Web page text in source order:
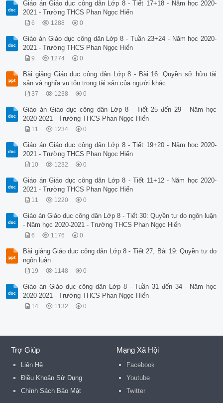
Giáo án Giáo dục công dân Lớp 8 - Tiết 17+18 - Năm học 2020-
2021 - Trường THCS Phan Ngọc Hiển
6 1288 0
Giáo án Giáo dục công dân Lớp 8 - Tuần 23+24 - Năm học 2020-
2021 - Trường THCS Phan Ngọc Hiển
9 1274 0
Bài giảng Giáo dục công dân Lớp 8 - Bài 16: Quyền sở hữu tài
sản và nghĩa vụ tôn trọng tài sản của người khác
37 1238 0
Giáo án Giáo dục công dân Lớp 8 - Tiết 25 đến 29 - Năm học
2020-2021 - Trường THCS Phan Ngọc Hiển
11 1234 0
Giáo án Giáo dục công dân Lớp 8 - Tiết 19+20 - Năm học 2020-
2021 - Trường THCS Phan Ngọc Hiển
10 1232 0
Giáo án Giáo dục công dân Lớp 8 - Tiết 11+12 - Năm học 2020-
2021 - Trường THCS Phan Ngọc Hiển
11 1220 0
Giáo án Giáo dục công dân Lớp 8 - Tiết 30: Quyền tự do ngôn luận
- Năm học 2020-2021 - Trường THCS Phan Ngọc Hiển
6 1176 0
Bài giảng Giáo dục công dân Lớp 8 - Tiết 27, Bài 19: Quyền tự do
ngôn luận
19 1148 0
Giáo án Giáo dục công dân Lớp 8 - Tuần 31 đến 34 - Năm học
2020-2021 - Trường THCS Phan Ngọc Hiển
14 1132 0
Trợ Giúp
Liên Hệ
Điều Khoản Sử Dụng
Chính Sách Bảo Mật
Mạng Xã Hội
Facebook
Youtube
Twitter